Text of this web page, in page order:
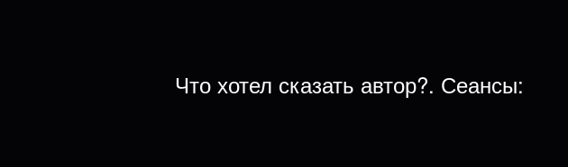
Что хотел сказать автор?. Сеансы: